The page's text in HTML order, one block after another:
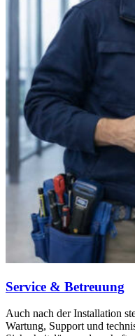
Service & Betreuung
Auch nach der Installation
Wartung, Support und